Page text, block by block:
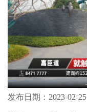
发布日期：2023-02-25